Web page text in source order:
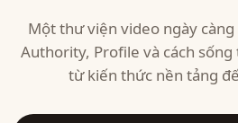
Một thư viện video ngày
Authority, Profile và cách
từ kiến thức nền tảng